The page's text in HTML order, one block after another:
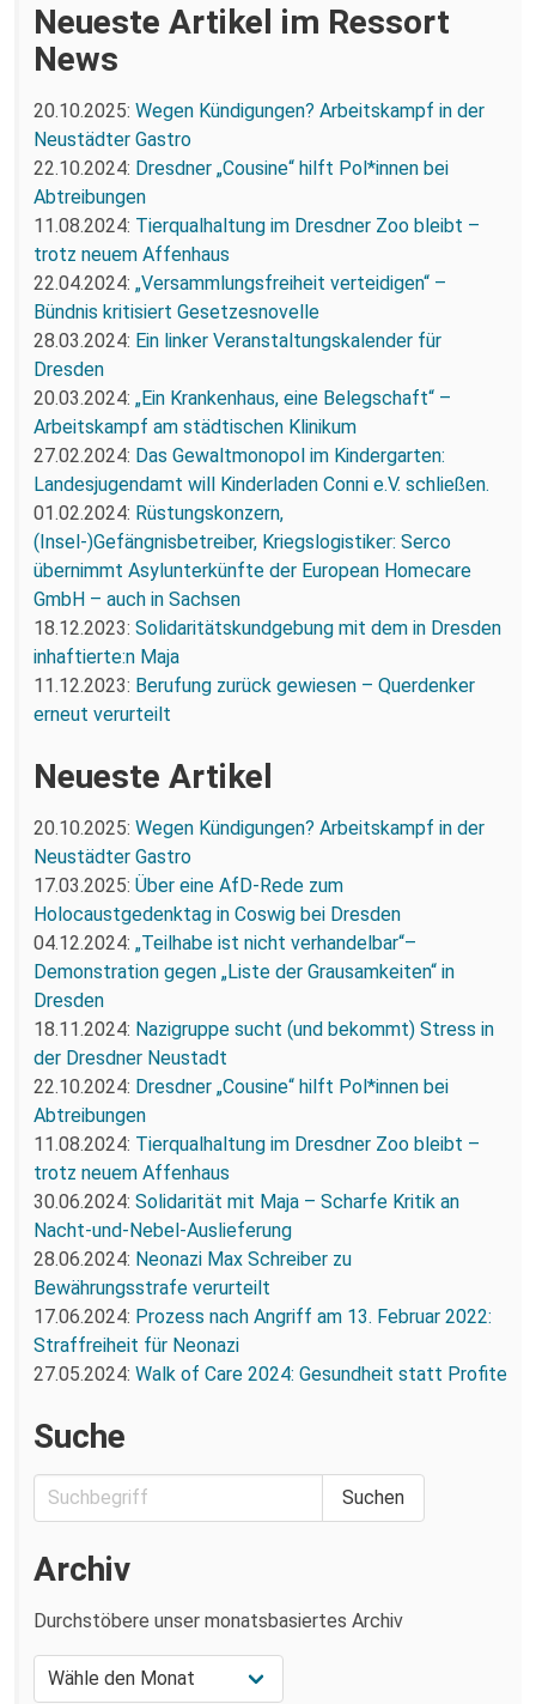
Neueste Artikel im Ressort
News
20.10.2025: Wegen Kündigungen? Arbeitskampf in der
Neustädter Gastro
22.10.2024: Dresdner „Cousine“ hilft Pol*innen bei
Abtreibungen
11.08.2024: Tierqualhaltung im Dresdner Zoo bleibt –
trotz neuem Affenhaus
22.04.2024: „Versammlungsfreiheit verteidigen“ –
Bündnis kritisiert Gesetzesnovelle
28.03.2024: Ein linker Veranstaltungskalender für
Dresden
20.03.2024: „Ein Krankenhaus, eine Belegschaft“ –
Arbeitskampf am städtischen Klinikum
27.02.2024: Das Gewaltmonopol im Kindergarten:
Landesjugendamt will Kinderladen Conni e.V. schließen.
01.02.2024: Rüstungskonzern,
(Insel-)Gefängnisbetreiber, Kriegslogistiker: Serco
übernimmt Asylunterkünfte der European Homecare
GmbH – auch in Sachsen
18.12.2023: Solidaritätskundgebung mit dem in Dresden
inhaftierte:n Maja
11.12.2023: Berufung zurück gewiesen – Querdenker
erneut verurteilt
Neueste Artikel
20.10.2025: Wegen Kündigungen? Arbeitskampf in der
Neustädter Gastro
17.03.2025: Über eine AfD-Rede zum
Holocaustgedenktag in Coswig bei Dresden
04.12.2024: „Teilhabe ist nicht verhandelbar“–
Demonstration gegen „Liste der Grausamkeiten“ in
Dresden
18.11.2024: Nazigruppe sucht (und bekommt) Stress in
der Dresdner Neustadt
22.10.2024: Dresdner „Cousine“ hilft Pol*innen bei
Abtreibungen
11.08.2024: Tierqualhaltung im Dresdner Zoo bleibt –
trotz neuem Affenhaus
30.06.2024: Solidarität mit Maja – Scharfe Kritik an
Nacht-und-Nebel-Auslieferung
28.06.2024: Neonazi Max Schreiber zu
Bewährungsstrafe verurteilt
17.06.2024: Prozess nach Angriff am 13. Februar 2022:
Straffreiheit für Neonazi
27.05.2024: Walk of Care 2024: Gesundheit statt Profite
Suche
Archiv
Durchstöbere unser monatsbasiertes Archiv